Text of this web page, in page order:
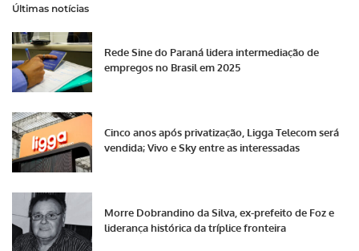
Últimas notícias
Rede Sine do Paraná lidera intermediação de
empregos no Brasil em 2025
Cinco anos após privatização, Ligga Telecom será
vendida; Vivo e Sky entre as interessadas
Morre Dobrandino da Silva, ex-prefeito de Foz e
liderança histórica da tríplice fronteira